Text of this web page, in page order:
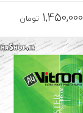
1,450,000 تومان